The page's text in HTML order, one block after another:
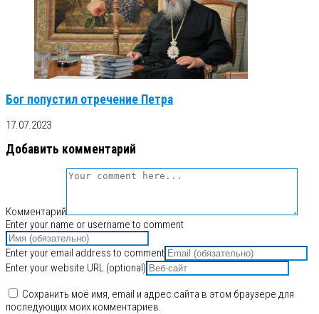
Бог попустил отречение Петра
17.07.2023
Добавить комментарий
Комментарий
Enter your name or username to comment
Enter your email address to comment
Enter your website URL (optional)
Сохранить моё имя, email и адрес сайта в этом браузере для
последующих моих комментариев.